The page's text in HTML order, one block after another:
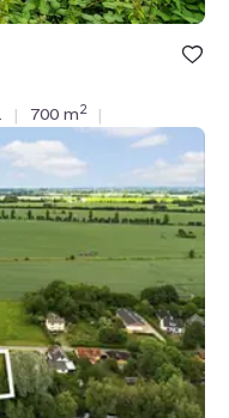
| 700 m2 |